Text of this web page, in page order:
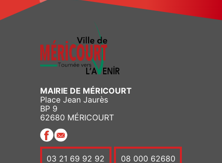
MAIRIE DE MÉRICOURT
Place Jean Jaurès
BP 9
62680 MÉRICOURT
03 21 69 92 92 08 000 62680